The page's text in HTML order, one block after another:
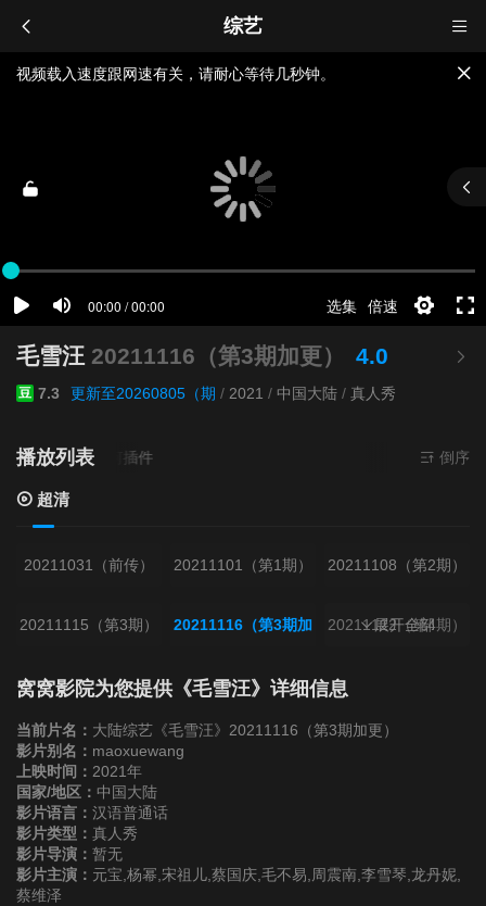
综艺
视频载入速度跟网速有关，请耐心等待几秒钟。
如果无法播放请重新刷新页面，或者切换线路。
毛雪汪 20211116（第3期加更） 4.0
豆 7.3 更新至20260805（期 / 2021 / 中国大陆 / 真人秀
播放列表
- 无需安装任何插件 倒序
超清
20211031（前传） 20211101（第1期） 20211108（第2期）
20211115（第3期） 20211116（第3期加 20211122（第4期）
20211123（第4期加
更）
20211129（第5期）
展开全部
窝窝影院为您提供《毛雪汪》详细信息
当前片名： 大陆综艺《毛雪汪》20211116（第3期加更）
影片别名： maoxuewang
上映时间： 2021年
国家/地区： 中国大陆
影片语言： 汉语普通话
影片类型： 真人秀
影片导演： 暂无
影片主演： 元宝,杨幂,宋祖儿,蔡国庆,毛不易,周震南,李雪琴,龙丹妮,
蔡维泽